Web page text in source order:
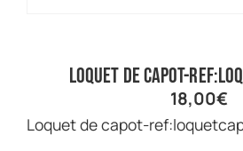
loquet de capot-
18,00€
loquet de capot-